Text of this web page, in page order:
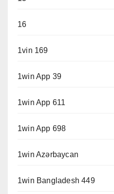
16
1vin 169
1win App 39
1win App 611
1win App 698
1win Azərbaycan
1win Bangladesh 449